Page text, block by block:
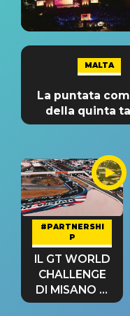
MALTA
La puntata
della quinta
#PARTNERSHI
P
IL GT WORLD
CHALLENGE
DI MISANO si
riconferma